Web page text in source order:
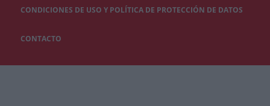
CONDICIONES DE USO Y POLÍTICA DE PROTECCIÓN DE DATOS
CONTACTO